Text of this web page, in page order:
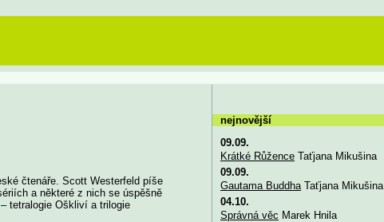
čtenáře. Scott Westerfeld píše
a některé z nich se úspěšně
tetralogie Oškliví a trilogie
nejnovější
09.09.
Krátké RůženceTaťjana Mikušina
09.09.
Gautama BuddhaTaťjana Mikušina
04.10.
Správná věc Marek Hnila